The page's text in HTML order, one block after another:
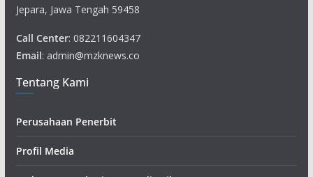
Jepara, Jawa Tengah 59458
Call Center: 082211604347
Email: admin@mzknews.co
Tentang Kami
Perusahaan Penerbit
Profil Media